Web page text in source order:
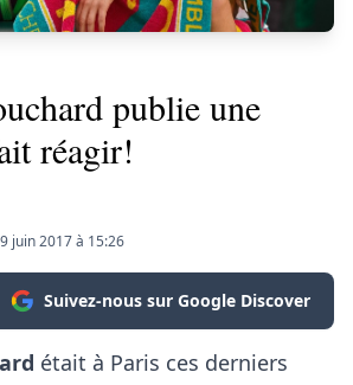
publie une
réagir!
juin 2017 à 15:26
Suivez-nous sur Google Discover
était à Paris ces derniers